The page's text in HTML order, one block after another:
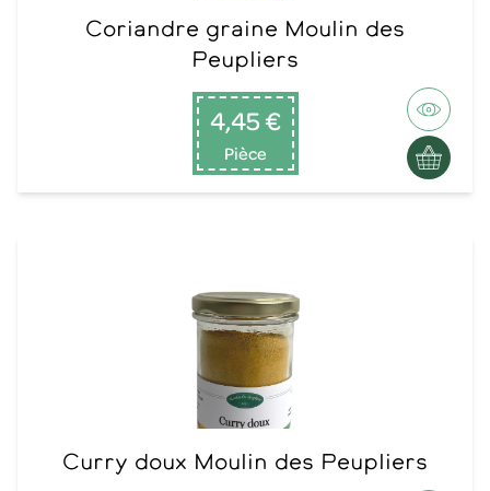
Coriandre graine Moulin des
Peupliers
4,45 €
Pièce
Curry doux Moulin des Peupliers